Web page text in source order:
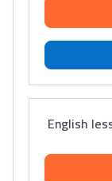
English